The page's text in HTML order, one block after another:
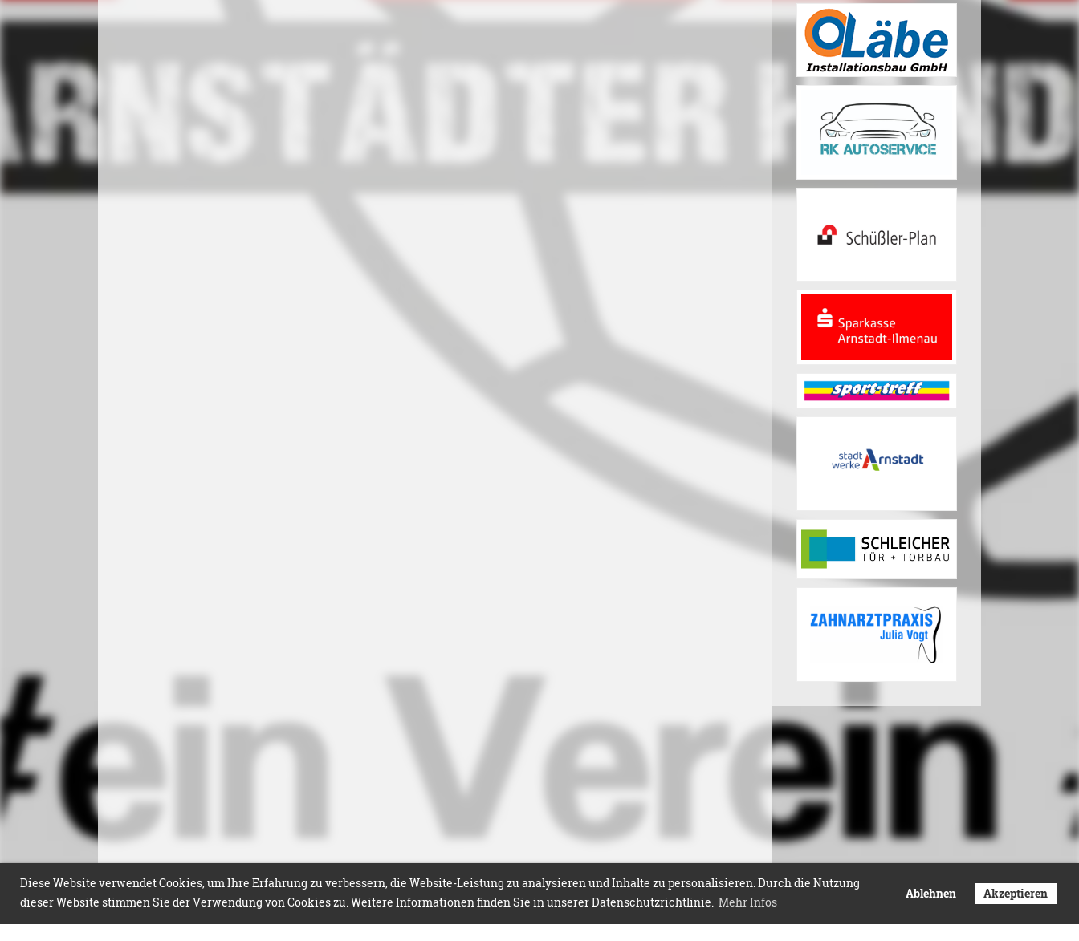
Diese Website verwendet Cookies, um Ihre Erfahrung zu verbessern, die Website-Leistung zu analysieren und Inhalte zu personalisieren. Durch die Nutzung
dieser Website stimmen Sie der Verwendung von Cookies zu. Weitere Informationen finden Sie in unserer Datenschutzrichtlinie. Mehr Infos
Ablehnen Akzeptieren